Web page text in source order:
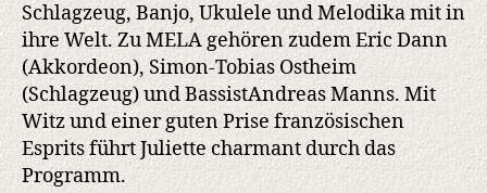
Schlagzeug, Banjo, Ukulele und Melodika mit in
ihre Welt. Zu MELA gehören zudem Eric Dann
(Akkordeon), Simon-Tobias Ostheim
(Schlagzeug) und BassistAndreas Manns. Mit
Witz und einer guten Prise französischen
Esprits führt Juliette charmant durch das
Programm.